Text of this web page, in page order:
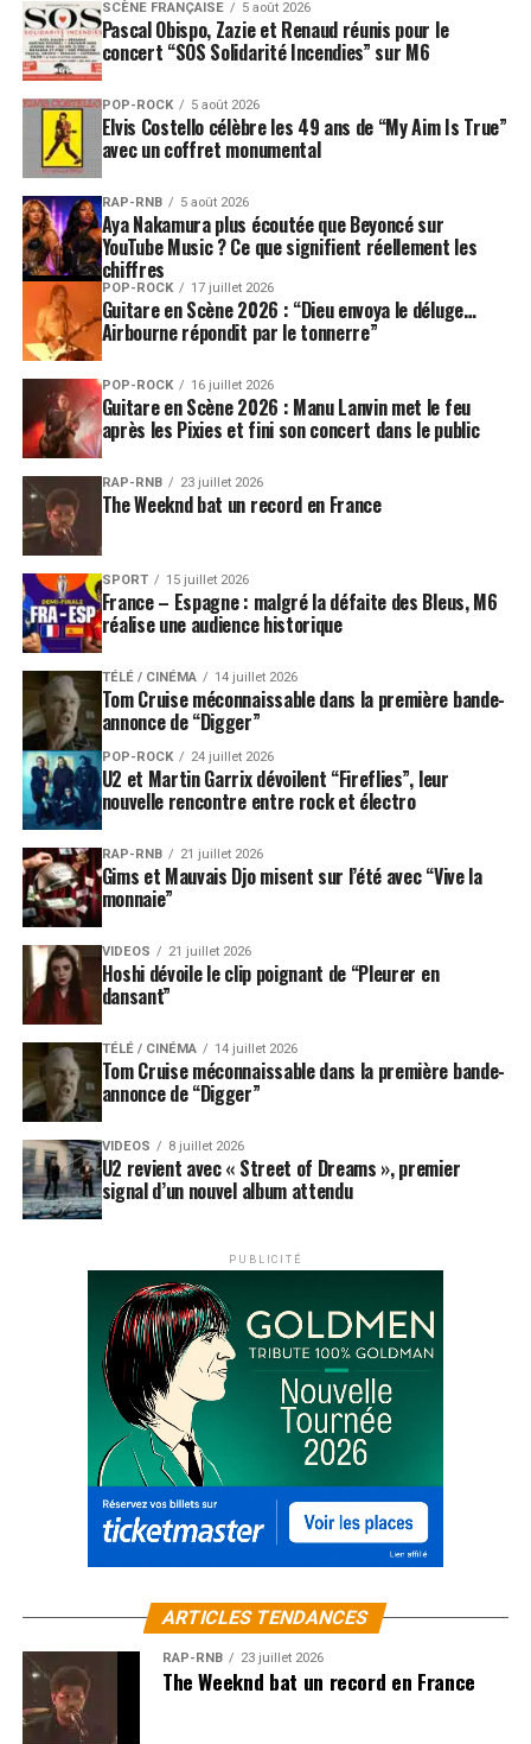
SCÈNE FRANÇAISE 5 août 2026
Pascal Obispo, Zazie et Renaud réunis pour le
concert “SOS Solidarité Incendies” sur M6
POP-ROCK 5 août 2026
Elvis Costello célèbre les 49 ans de “My Aim Is True”
avec un coffret monumental
RAP-RNB 5 août 2026
Aya Nakamura plus écoutée que Beyoncé sur
YouTube Music ? Ce que signifient réellement les
chiffres
POP-ROCK 17 juillet 2026
Guitare en Scène 2026 : “Dieu envoya le déluge…
Airbourne répondit par le tonnerre”
POP-ROCK 16 juillet 2026
Guitare en Scène 2026 : Manu Lanvin met le feu
après les Pixies et fini son concert dans le public
RAP-RNB 23 juillet 2026
The Weeknd bat un record en France
SPORT 15 juillet 2026
France – Espagne : malgré la défaite des Bleus, M6
réalise une audience historique
TÉLÉ / CINÉMA 14 juillet 2026
Tom Cruise méconnaissable dans la première bande-
annonce de “Digger”
POP-ROCK 24 juillet 2026
U2 et Martin Garrix dévoilent “Fireflies”, leur
nouvelle rencontre entre rock et électro
RAP-RNB 21 juillet 2026
Gims et Mauvais Djo misent sur l’été avec “Vive la
monnaie”
VIDEOS 21 juillet 2026
Hoshi dévoile le clip poignant de “Pleurer en
dansant”
TÉLÉ / CINÉMA 14 juillet 2026
Tom Cruise méconnaissable dans la première bande-
annonce de “Digger”
VIDEOS 8 juillet 2026
U2 revient avec « Street of Dreams », premier
signal d’un nouvel album attendu
PUBLICITÉ
ARTICLES TENDANCES
RAP-RNB 23 juillet 2026
The Weeknd bat un record en France